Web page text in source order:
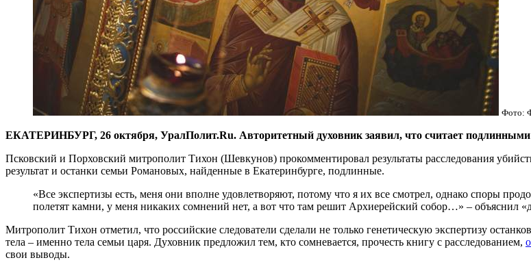
Фото:
ЕКАТЕРИНБУРГ, 26 октября, УралПолит.Ru. Авторитетный духовник заявил, что считает подлинными
Псковский и Порховский митрополит Тихон (Шевкунов) прокомментировал результаты расследования
результат и останки семьи Романовых, найденные в Екатеринбурге, подлинные.
«Все экспертизы есть, меня они вполне удовлетворяют, потому что я их все смотрел, однако споры
полетят камни, у меня никаких сомнений нет, а вот что там решит Архиерейский собор…» – объяснил
Митрополит Тихон отметил, что российские следователи сделали не только генетическую экспертизу
тела – именно тела семьи царя. Духовник предложил тем, кто сомневается, прочесть книгу с расследованием,
свои выводы.